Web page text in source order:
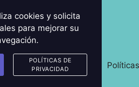
cookies y solicita
para mejorar su
POLÍTICAS DE
PRIVACIDAD